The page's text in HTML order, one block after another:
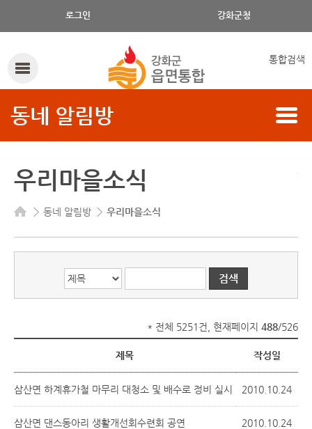
로그인 강화군청
통합검색
동네 알림방
우리마을소식
동네 알림방 우리마을소식
* 전체 5251건, 현재페이지 488/526
제목 작성일
삼산면 하계휴가철 마무리 대청소 및 배수로 정비 실시 2010.10.24
삼산면 댄스동아리 생활개선회수련회 공연 2010.10.24